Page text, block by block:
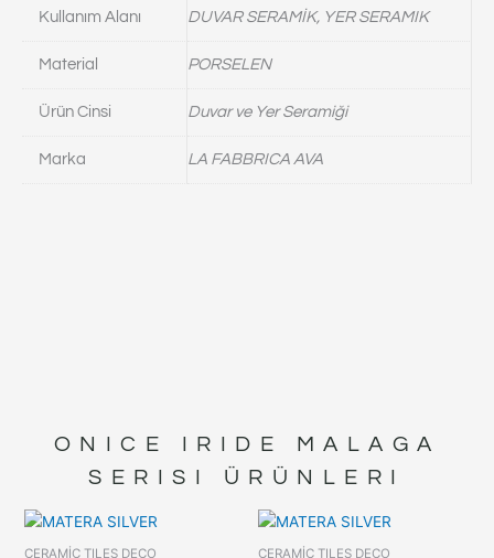
Kullanım Alanı DUVAR SERAMİK, YER SERAMIK
Material PORSELEN
Ürün Cinsi Duvar ve Yer Seramiği
Marka LA FABBRICA AVA
ONICE IRIDE MALAGA
SERISI ÜRÜNLERI
CERAMİC TILES DECO CERAMİC TILES DECO